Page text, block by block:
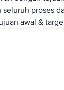
proses
awal &